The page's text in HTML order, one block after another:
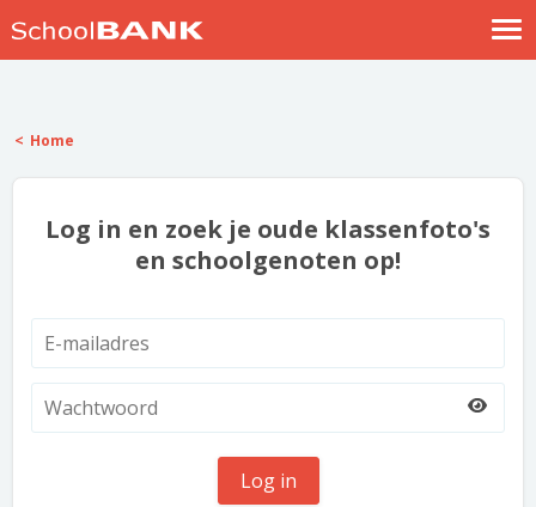
Help
Home
Log in en zoek je oude klassenfoto's
en schoolgenoten op!
Log in